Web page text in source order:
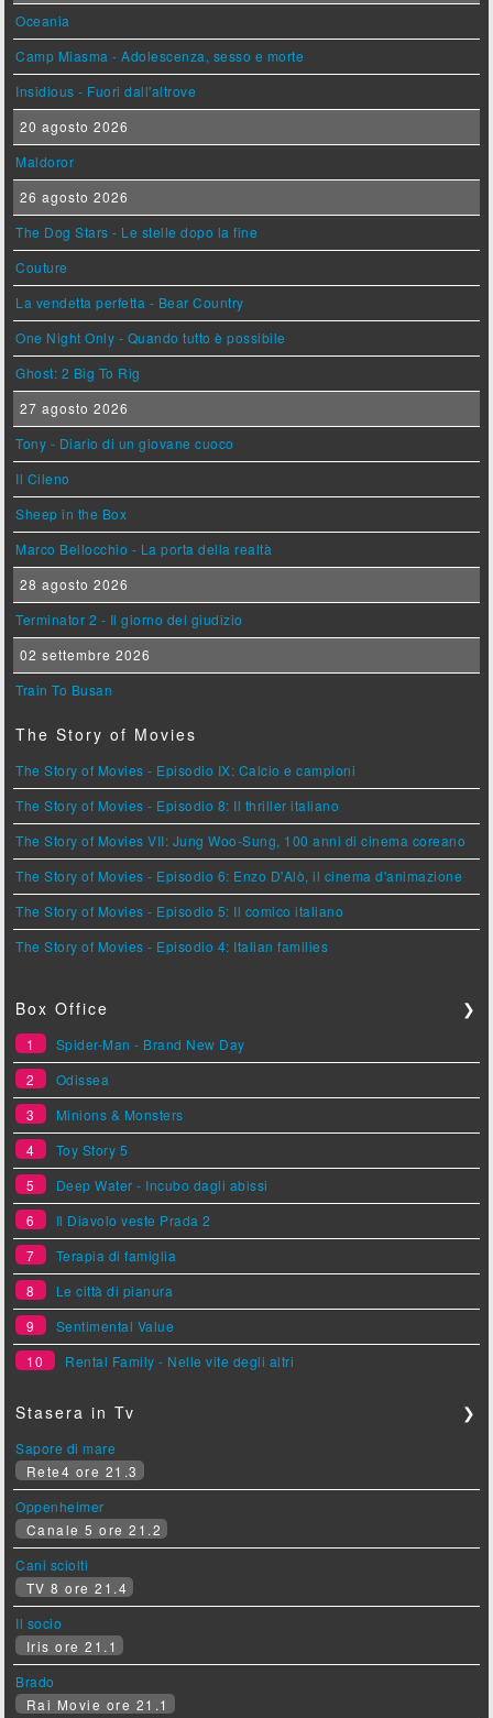
Oceania
Camp Miasma - Adolescenza, sesso e morte
Insidious - Fuori dall'altrove
20 agosto 2026
Maldoror
26 agosto 2026
The Dog Stars - Le stelle dopo la fine
Couture
La vendetta perfetta - Bear Country
One Night Only - Quando tutto è possibile
Ghost: 2 Big To Rig
27 agosto 2026
Tony - Diario di un giovane cuoco
Il Cileno
Sheep in the Box
Marco Bellocchio - La porta della realtà
28 agosto 2026
Terminator 2 - Il giorno del giudizio
02 settembre 2026
Train To Busan
The Story of Movies
The Story of Movies - Episodio IX: Calcio e campioni
The Story of Movies - Episodio 8: Il thriller italiano
The Story of Movies VII: Jung Woo-Sung, 100 anni di cinema coreano
The Story of Movies - Episodio 6: Enzo D'Alò, il cinema d'animazione
The Story of Movies - Episodio 5: Il comico italiano
The Story of Movies - Episodio 4: Italian families
Box Office ❯
1
Spider-Man - Brand New Day
2
Odissea
3
Minions & Monsters
4
Toy Story 5
5
Deep Water - Incubo dagli abissi
6
Il Diavolo veste Prada 2
7
Terapia di famiglia
8
Le città di pianura
9
Sentimental Value
10
Rental Family - Nelle vite degli altri
Stasera in Tv ❯
Sapore di mare
Rete4 ore 21.3
Oppenheimer
Canale 5 ore 21.2
Cani sciolti
TV 8 ore 21.4
Il socio
Iris ore 21.1
Brado
Rai Movie ore 21.1